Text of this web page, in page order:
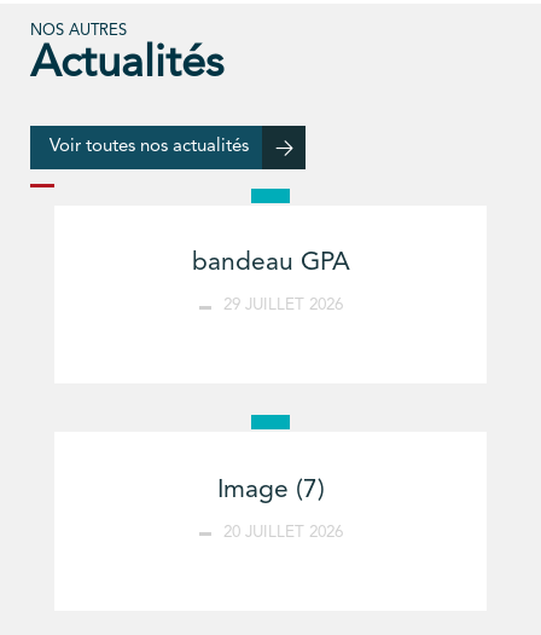
NOS AUTRES
Actualités
Voir toutes nos actualités
bandeau GPA
29 JUILLET 2026
Image (7)
20 JUILLET 2026